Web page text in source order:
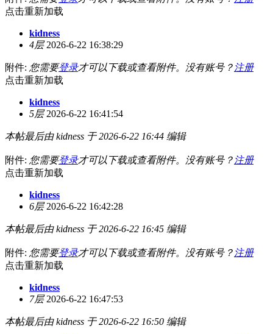
点击重新加载
kidness
4层2026-6-22 16:38:29
附件: 您需要登录才可以下载或查看附件。没有账号？ 注册
点击重新加载
kidness
5层2026-6-22 16:41:54
本帖最后由 kidness 于 2026-6-22 16:44 编辑
附件: 您需要登录才可以下载或查看附件。没有账号？ 注册
点击重新加载
kidness
6层2026-6-22 16:42:28
本帖最后由 kidness 于 2026-6-22 16:45 编辑
附件: 您需要登录才可以下载或查看附件。没有账号？ 注册
点击重新加载
kidness
7层2026-6-22 16:47:53
本帖最后由 kidness 于 2026-6-22 16:50 编辑